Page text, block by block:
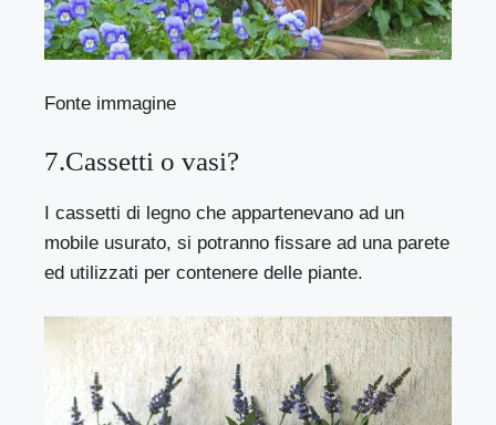
Fonte immagine
7.Cassetti o vasi?
I cassetti di legno che appartenevano ad un
mobile usurato, si potranno fissare ad una parete
ed utilizzati per contenere delle piante.